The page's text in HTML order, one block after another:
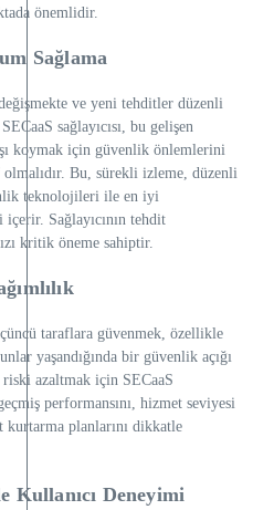
önemlidir.
Sağlama
ve yeni tehditler düzenli
sağlayıcısı, bu gelişen
koymak için güvenlik önlemlerini
Bu, sürekli izleme, düzenli
teknolojileri ile en iyi
Sağlayıcının tehdit
kritik öneme sahiptir.
taraflara güvenmek, özellikle
yaşandığında bir güvenlik açığı
azaltmak için SECaaS
performansını, hizmet seviyesi
kurtarma planlarını dikkatle
Kullanıcı Deneyimi